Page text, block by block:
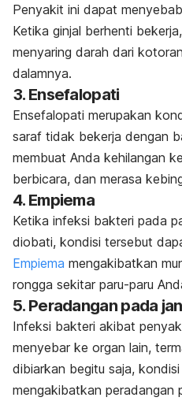
Penyakit ini dapat
Ketika ginjal berhenti
menyaring darah dari
dalamnya.
3. Ensefalopati
Ensefalopati merupakan
saraf tidak bekerja dengan
membuat Anda kehilangan
berbicara, dan merasa
4. Empiema
Ketika infeksi bakteri pada
diobati, kondisi tersebut
Empiema mengakibatkan
rongga sekitar paru-paru
5. Peradangan pada
Infeksi bakteri akibat
menyebar ke organ lain,
dibiarkan begitu saja,
mengakibatkan peradangan